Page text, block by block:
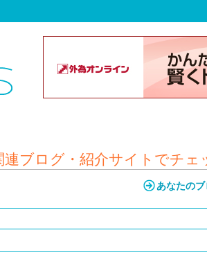
ブログ・紹介サイトでチェ
あなたの